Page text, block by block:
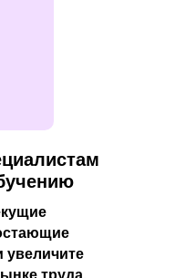
увеличите
труда.